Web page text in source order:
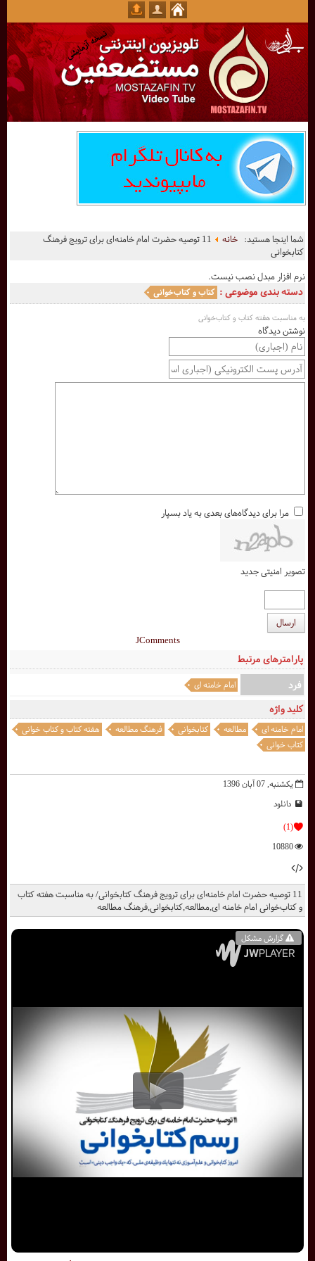
شما اینجا هستید:خانه
11 توصیه حضرت امام خامنه‌ای برای ترویج فرهنگ
کتابخوانی
نرم افزار مبدل نصب نیست.
دسته بندی موضوعی : کتاب و کتاب‌خوانی
به مناسبت هفته کتاب و کتاب‌خوانی
گزارش مشکل
11 توصیه حضرت امام خامنه‌ای برای ترویج فرهنگ کتابخوانی/ به مناسبت هفته کتاب
و کتاب‌خوانی امام خامنه ای,مطالعه,کتابخوانی,فرهنگ مطالعه
یکشنبه, 07 آبان 1396
دانلود
(1)
10880
کلید واژه
امام خامنه ای مطالعه کتابخوانی فرهنگ مطالعه
هفته کتاب و کتاب خوانی
کتاب خوانی
پارامترهای مرتبط
فرد
امام خامنه ای
نوشتن دیدگاه
مرا برای دیدگاه‌های بعدی به یاد بسپار
تصویر امنیتی جدید
ارسال
JComments